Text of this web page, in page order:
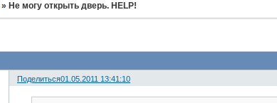
» Не могу открыть дверь. HELP!
Поделиться01.05.2011 13:41:10